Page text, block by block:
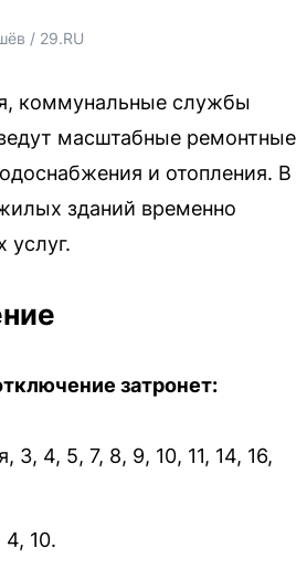
/ 29.RU
коммунальные службы
масштабные ремонтные
и отопления. В
зданий временно
услуг.
затронет:
3, 4, 5, 7, 8, 9, 10, 11, 14, 16,
4, 10.